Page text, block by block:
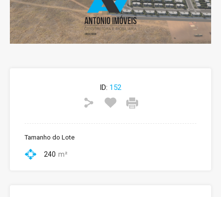
ID: 152
Tamanho do Lote
240 m²